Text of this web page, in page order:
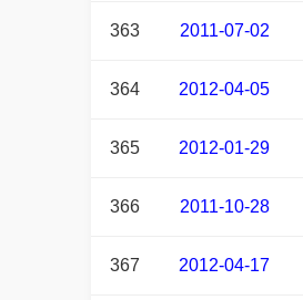
363 2011-07-02
364 2012-04-05
365 2012-01-29
366 2011-10-28
367 2012-04-17